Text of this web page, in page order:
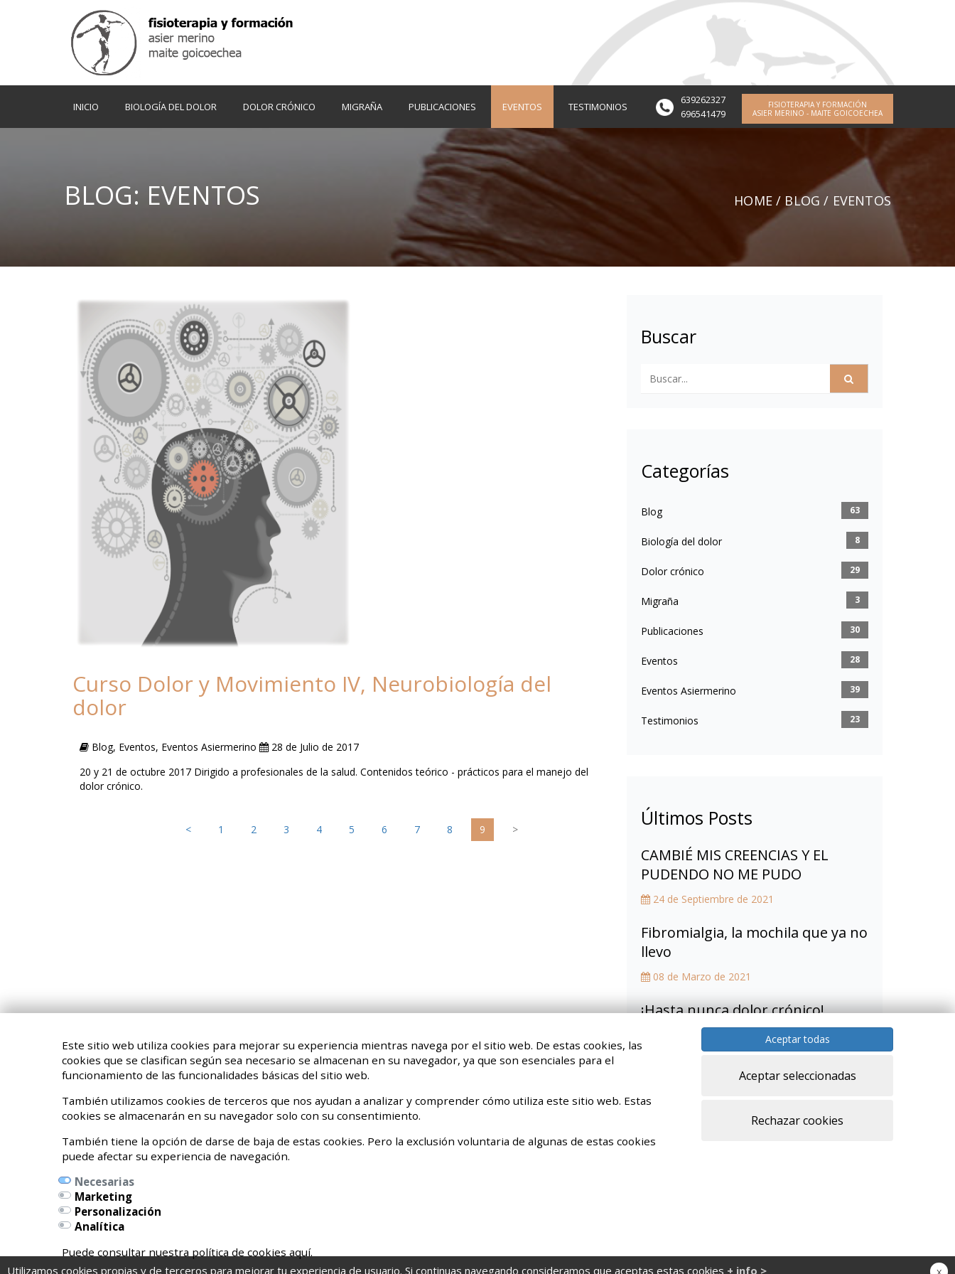
INICIO BIOLOGÍA DEL DOLOR DOLOR CRÓNICO MIGRAÑA PUBLICACIONES EVENTOS TESTIMONIOS
FISIOTERAPIA Y FORMACIÓN
ASIER MERINO - MAITE GOICOECHEA
639262327
696541479
BLOG: EVENTOS HOME/ BLOG / EVENTOS
Curso Dolor y Movimiento IV, Neurobiología del
dolor
Blog, Eventos, Eventos Asiermerino
28 de Julio de 2017
20 y 21 de octubre 2017 Dirigido a profesionales de la salud. Contenidos teórico - prácticos para el manejo del
dolor crónico.
< 1 2 3 4 5 6 7 8 9 >
Buscar
Categorías
Blog 63
Biología del dolor 8
Dolor crónico 29
Migraña 3
Publicaciones 30
Eventos 28
Eventos Asiermerino 39
Testimonios 23
Últimos Posts
CAMBIÉ MIS CREENCIAS Y EL
PUDENDO NO ME PUDO
24 de Septiembre de 2021
Fibromialgia, la mochila que ya no
llevo
08 de Marzo de 2021
¡Hasta nunca dolor crónico!
Calle Pedro Orbea Kalea, 6 bajo
Teléfonos:
639262327 / 696541479
Utilizamos cookies propias y de terceros para mejorar tu experiencia de usuario. Si continuas navegando consideramos que aceptas estas cookies + info > x
Este sitio web utiliza cookies para mejorar su experiencia mientras navega por el sitio web. De estas cookies, las
cookies que se clasifican según sea necesario se almacenan en su navegador, ya que son esenciales para el
funcionamiento de las funcionalidades básicas del sitio web.
También utilizamos cookies de terceros que nos ayudan a analizar y comprender cómo utiliza este sitio web. Estas
cookies se almacenarán en su navegador solo con su consentimiento.
También tiene la opción de darse de baja de estas cookies. Pero la exclusión voluntaria de algunas de estas cookies
puede afectar su experiencia de navegación.
Necesarias
Marketing
Personalización
Analítica
Puede consultar nuestra política de cookies aquí.
Aceptar todas
Aceptar seleccionadas
Rechazar cookies